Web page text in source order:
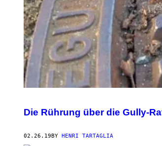
Die Rührung über die Gully-
02.26.19 BY HENRI TARTAGLIA